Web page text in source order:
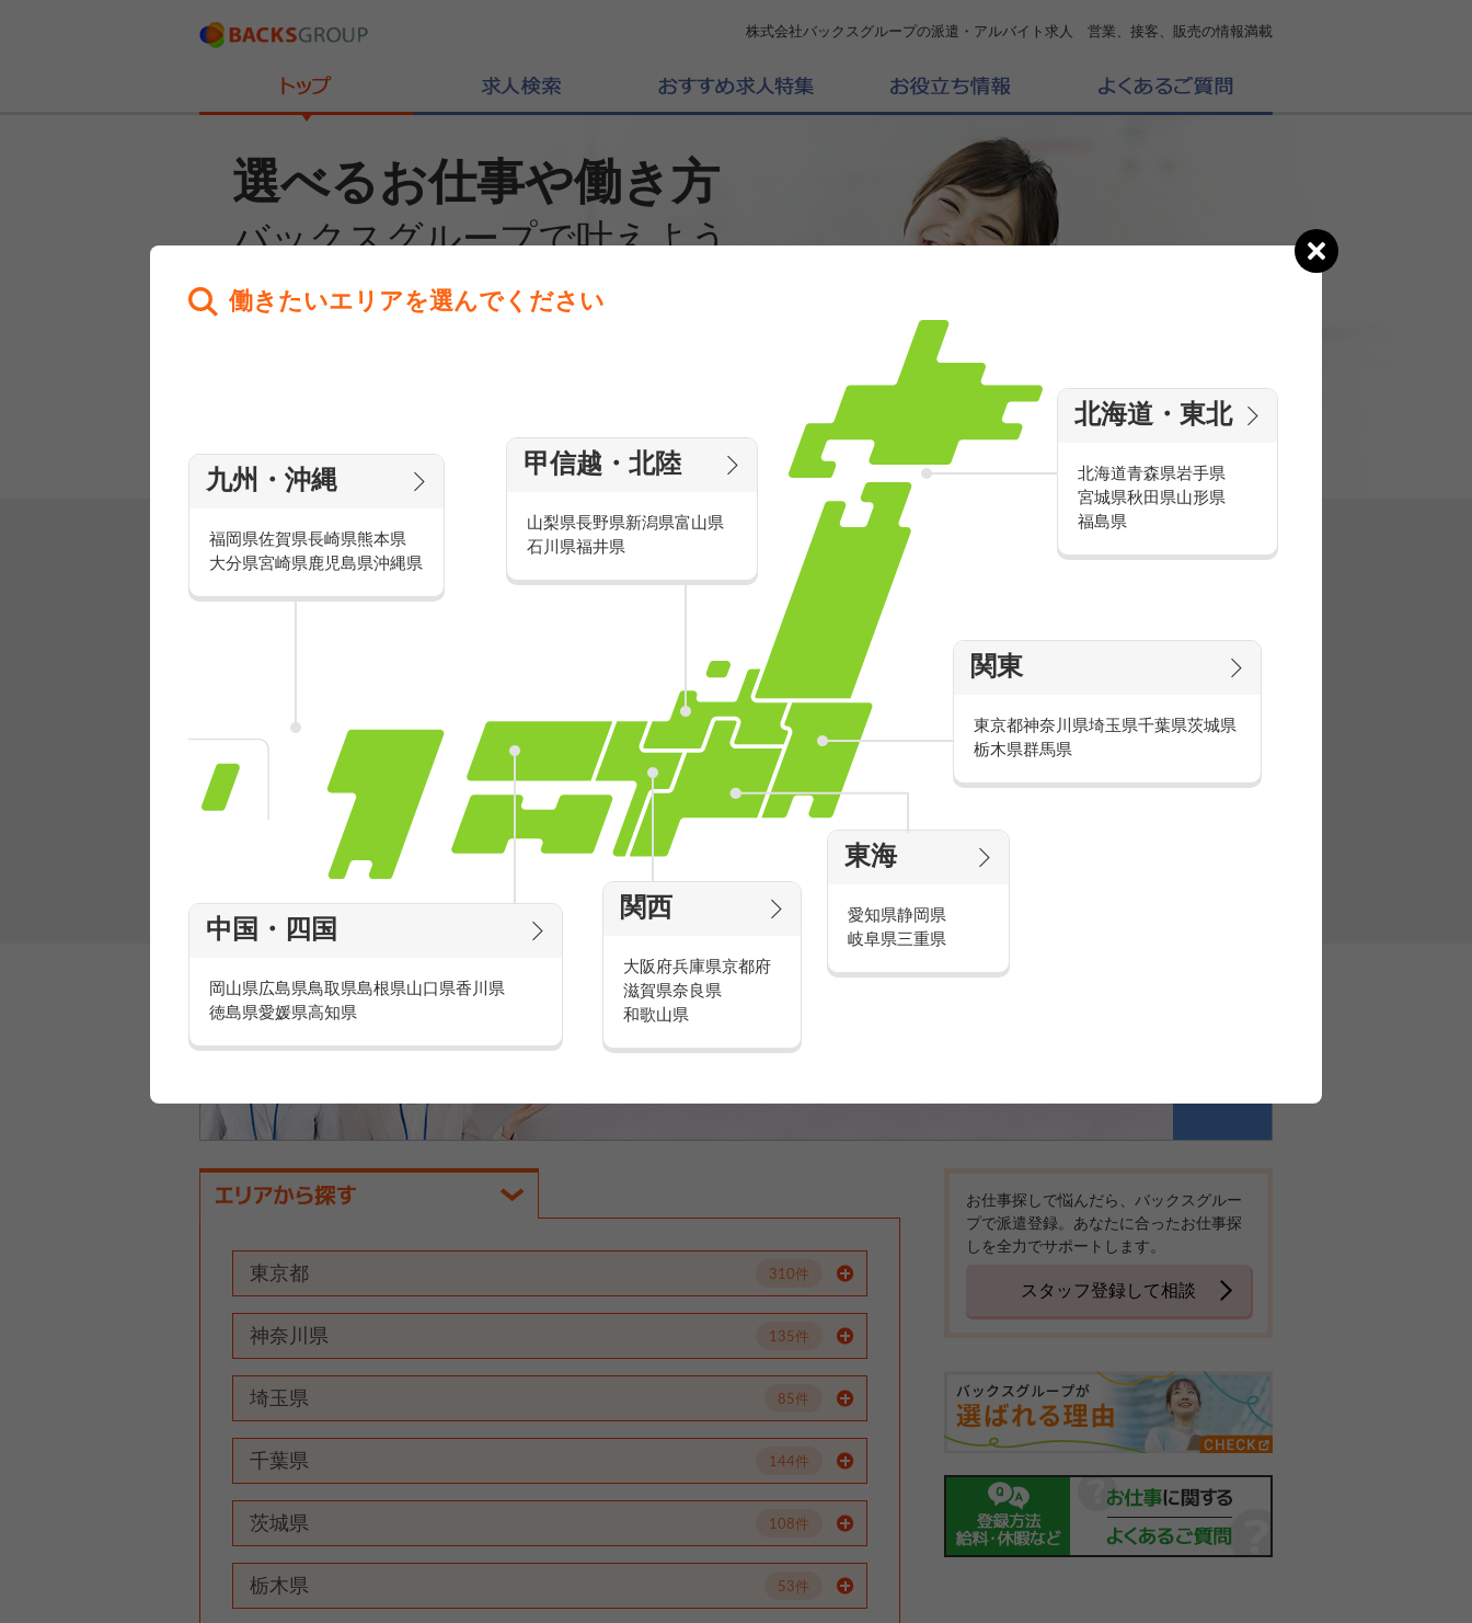
株式会社バックスグループの派遣・アルバイト求人 営業、接客、販売の情報満載
選べるお仕事や働き方
バックスグループで叶えよう
働きたいエリアを選んでください
エリアの
働きたいエリアを選んでください
北海道・東北
北海道青森県岩手県
宮城県秋田県山形県
福島県
関東
東京都神奈川県埼玉県千葉県茨城県
栃木県群馬県
東海
愛知県静岡県
岐阜県三重県
関西
大阪府兵庫県京都府
滋賀県奈良県
和歌山県
中国・四国
岡山県広島県鳥取県島根県山口県香川県
徳島県愛媛県高知県
九州・沖縄
福岡県佐賀県長崎県熊本県
大分県宮崎県鹿児島県沖縄県
甲信越・北陸
山梨県長野県新潟県富山県
石川県福井県
派遣・アルバイトのおすすめ求人特集
有名ブランドで楽しく働こう
人気を誇るブランドで 販売&店舗運営スタッ
フ積極採用中！
家電量販店の派遣・バイト求人
家電量販店で働くメリットをご紹介！
官庁・官公庁のお仕事とは
東京都 310件
神奈川県 135件
埼玉県 85件
千葉県 144件
茨城県 108件
栃木県 53件
お仕事探しで悩んだら、バックスグルー
プで派遣登録。あなたに合ったお仕事探
しを全力でサポートします。
スタッフ登録して相談